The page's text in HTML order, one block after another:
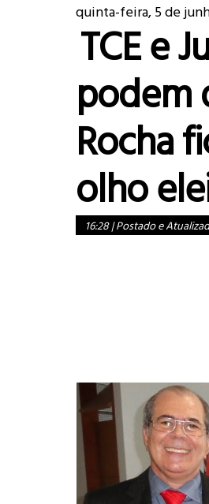
quinta-feira, 5 de
TCE e
podem
Rocha
olho
16:28|Postado e